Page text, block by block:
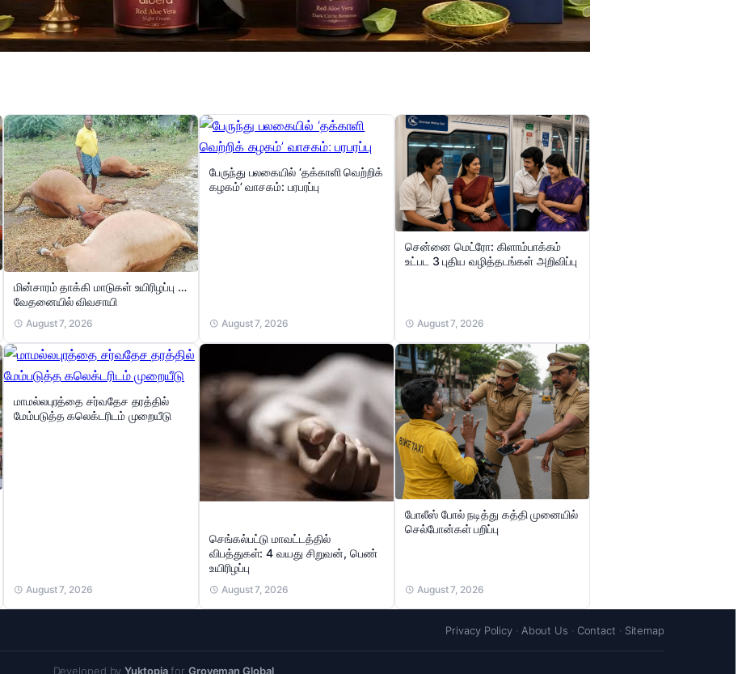
மின்சாரம் தாக்கி மாடுகள் உயிரிழப்பு …
வேதனையில் விவசாயி
August 7, 2026
பேருந்து பலகையில் ‘தக்காளி வெற்றிக்
கழகம்’ வாசகம்: பரபரப்பு
August 7, 2026
சென்னை மெட்ரோ: கிளாம்பாக்கம்
உட்பட 3 புதிய வழித்தடங்கள் அறிவிப்பு
August 7, 2026
மாமல்லபுரத்தை சர்வதேச தரத்தில்
மேம்படுத்த கலெக்டரிடம் முறையீடு
August 7, 2026
செங்கல்பட்டு மாவட்டத்தில்
விபத்துகள்: 4 வயது சிறுவன், பெண்
உயிரிழப்பு
August 7, 2026
போலீஸ் போல் நடித்து கத்தி முனையில்
செல்போன்கள் பறிப்பு
August 7, 2026
Privacy Policy · About Us · Contact · Sitemap
Developed byYuktopiafor Groveman Global